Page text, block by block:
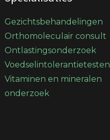
Gezichtsbehandelingen
Orthomoleculair consult
Ontlastingsonderzoek
Voedselintolerantietesten
Vitaminen en mineralen
onderzoek